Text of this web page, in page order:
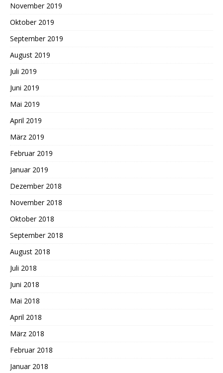
November 2019
Oktober 2019
September 2019
August 2019
Juli 2019
Juni 2019
Mai 2019
April 2019
März 2019
Februar 2019
Januar 2019
Dezember 2018
November 2018
Oktober 2018
September 2018
August 2018
Juli 2018
Juni 2018
Mai 2018
April 2018
März 2018
Februar 2018
Januar 2018